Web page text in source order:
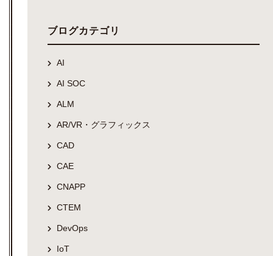
ブログカテゴリ
AI
AI SOC
ALM
AR/VR・グラフィックス
CAD
CAE
CNAPP
CTEM
DevOps
IoT